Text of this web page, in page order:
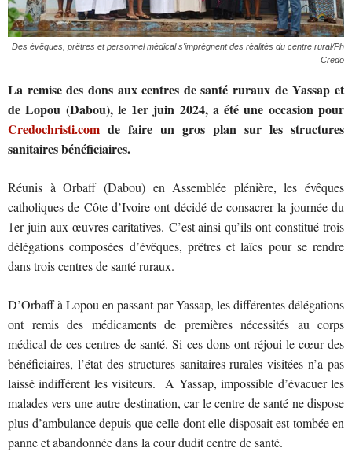
Des évêques, prêtres et personnel médical s'imprègnent des réalités du centre rural/Ph
Credo
La remise des dons aux centres de santé ruraux de Yassap et
de Lopou (Dabou), le 1er juin 2024, a été une occasion pour
Credochristi.com de faire un gros plan sur les structures
sanitaires bénéficiaires.
Réunis à Orbaff (Dabou) en Assemblée plénière, les évêques
catholiques de Côte d’Ivoire ont décidé de consacrer la journée du
1er juin aux œuvres caritatives. C’est ainsi qu’ils ont constitué trois
délégations composées d’évêques, prêtres et laïcs pour se rendre
dans trois centres de santé ruraux.
D’Orbaff à Lopou en passant par Yassap, les différentes délégations
ont remis des médicaments de premières nécessités au corps
médical de ces centres de santé. Si ces dons ont réjoui le cœur des
bénéficiaires, l’état des structures sanitaires rurales visitées n’a pas
laissé indifférent les visiteurs. A Yassap, impossible d’évacuer les
malades vers une autre destination, car le centre de santé ne dispose
plus d’ambulance depuis que celle dont elle disposait est tombée en
panne et abandonnée dans la cour dudit centre de santé.